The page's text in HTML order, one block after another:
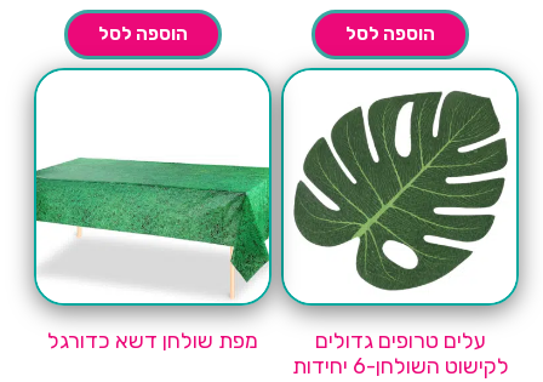
הוספה לסל הוספה לסל
עלים טרופים גדולים
לקישוט השולחן-6 יחידות
מפת שולחן דשא כדורגל